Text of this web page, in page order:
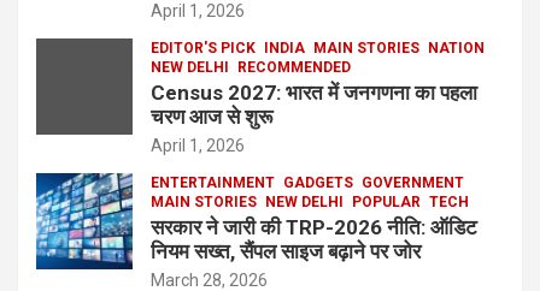
April 1, 2026
EDITOR'S PICK INDIA MAIN STORIES
NATION
NEW DELHI
RECOMMENDED
Census 2027: भारत में जनगणना का पहला
चरण आज से शुरू
April 1, 2026
ENTERTAINMENT GADGETS GOVERNMENT
MAIN STORIES
NEW DELHI POPULAR TECH
सरकार ने जारी की TRP-2026 नीति: ऑडिट
नियम सख्त, सैंपल साइज बढ़ाने पर जोर
March 28, 2026